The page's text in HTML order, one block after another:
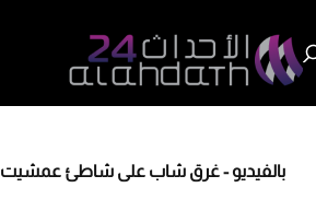
بالفيديو - غرق شاب على شاطئ عمشيت